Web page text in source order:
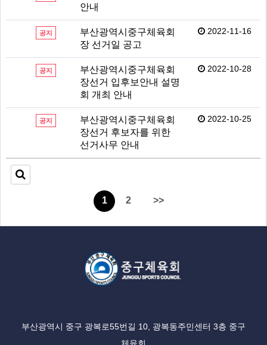
안내
공지
부산광역시중구체육회
장 선거일 공고
2022-11-16
공지
부산광역시중구체육회
장선거 입후보안내 설명
회 개최 안내
2022-10-28
공지
부산광역시중구체육회
장선거 후보자를 위한
선거사무 안내
2022-10-25
1 2 >>
부산광역시 중구 광복로55번길 10, 광복동주민센터 3층 중구